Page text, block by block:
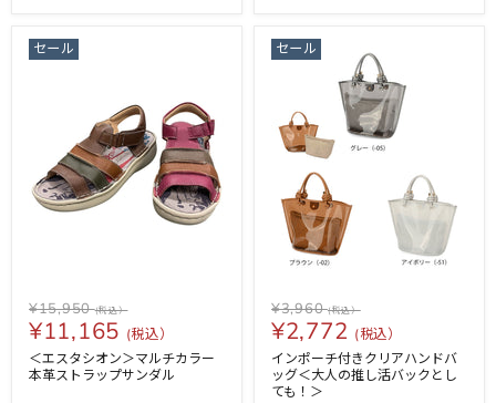
セール
¥15,950
¥11,165
＜エスタシオン＞マルチカラー
本革ストラップサンダル
セール
¥3,960
¥2,772
インポーチ付きクリアハンドバ
ッグ＜大人の推し活バックとし
ても！＞